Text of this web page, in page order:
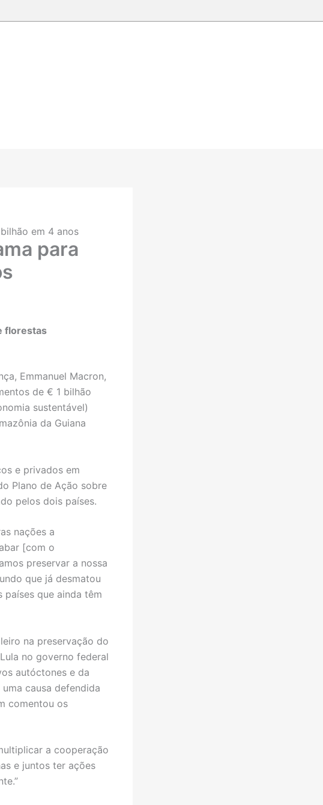
em 4 anos
para
florestas
Emmanuel Macron,
de € 1 bilhão
sustentável)
da Guiana
e privados em
Plano de Ação sobre
pelos dois países.
nações a
[com o
preservar a nossa
que já desmatou
que ainda têm
na preservação do
no governo federal
autóctones e da
causa defendida
comentou os
a cooperação
e juntos ter ações